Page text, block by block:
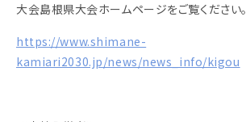
大会島根県大会ホームページをご覧ください。
https://www.shimane-
kamiari2030.jp/news/news_info/kigou